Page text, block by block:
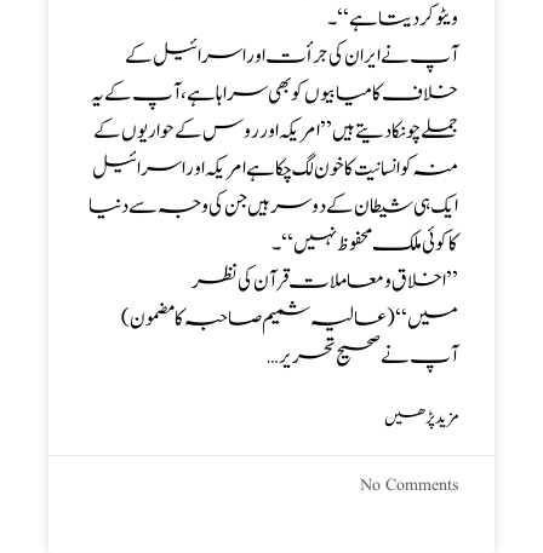
ویٹو کر دیتا ہے‘‘۔
آپ نے ایران کی جرأت اور اسرائیل کے
خلاف کامیابیوں کو بھی سراہا ہے، آپ کے یہ
جملے چونکا دیتے ہیں’’امریکہ اور روس کے حواریوں کے
منہ کو انسانیت کا خون لگ چکا ہے امریکہ اور اسرائیل
ایک ہی شیطان کے دو سر ہیں جن کی وجہ سے دنیا
کا کوئی ملک محفوظ نہیں‘‘۔
’’اخلاق و معاملات قرآن کی نظر
میں‘‘(عالیہ شمیم صاحبہ کا مضمون)
آپ نے صحیح تحریر…
مزید پڑھیں
No Comments